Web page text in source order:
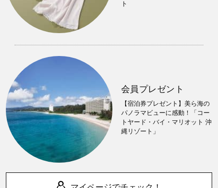
ト
会員プレゼント
【宿泊券プレゼント】美ら海の
パノラマビューに感動！「コー
トヤード・バイ・マリオット 沖
縄リゾート」